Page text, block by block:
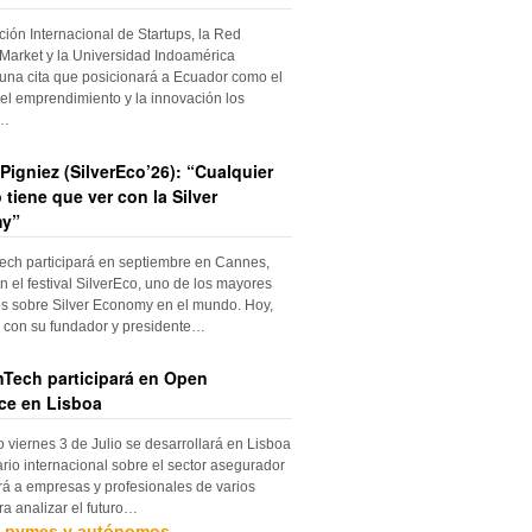
Internacional de Startups, la Red
y la Universidad Indoamérica
cita que posicionará a Ecuador como el
emprendimiento y la innovación los
(SilverEco’26): “Cualquier
tiene que ver con la Silver
participará en septiembre en Cannes,
el festival SilverEco, uno de los mayores
sobre Silver Economy en el mundo. Hoy,
su fundador y presidente…
participará en Open
en Lisboa
viernes 3 de Julio se desarrollará en Lisboa
internacional sobre el sector asegurador
a empresas y profesionales de varios
analizar el futuro…